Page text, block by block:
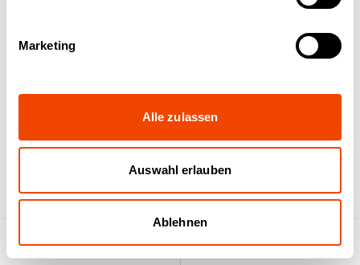
Marketing
Alle zulassen
Auswahl erlauben
Ablehnen
Elektrostatische
Zusatzverkleidung
(Satz) 1100 schwarz
Produktsuche Anfrageliste